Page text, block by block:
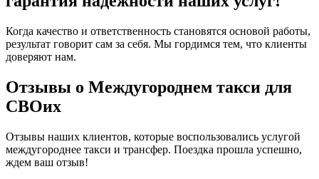
Когда качество и ответственность становятся основой работы,
результат говорит сам за себя. Мы гордимся тем, что клиенты
доверяют нам.
Отзывы о Междугороднем такси для
СВОих
Отзывы наших клиентов, которые воспользовались услугой
междугороднее такси и трансфер. Поездка прошла успешно,
ждем ваш отзыв!